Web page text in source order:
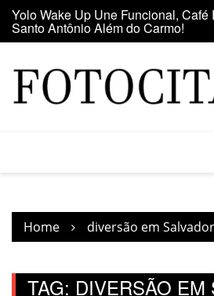
Skip
content
Yolo Wake Up Une Funcional,
Santo Antônio Além do Carmo!
Home diversão em Salvador
TAG: DIVERSÃO EM